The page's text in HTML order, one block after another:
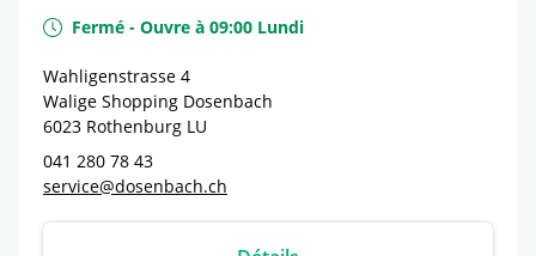
Fermé - Ouvre à 09:00 Lundi
Wahligenstrasse 4
Walige Shopping Dosenbach
6023 Rothenburg LU
041 280 78 43
service@dosenbach.ch